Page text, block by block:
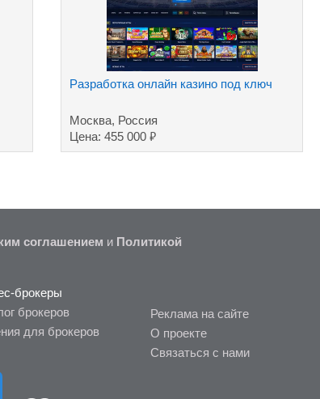
Разработка онлайн казино под ключ
Москва, Россия
Цена: 455 000₽
соглашением и Политикой
брокеры
брокеров
для брокеров
Реклама на сайте
О проекте
Связаться с нами